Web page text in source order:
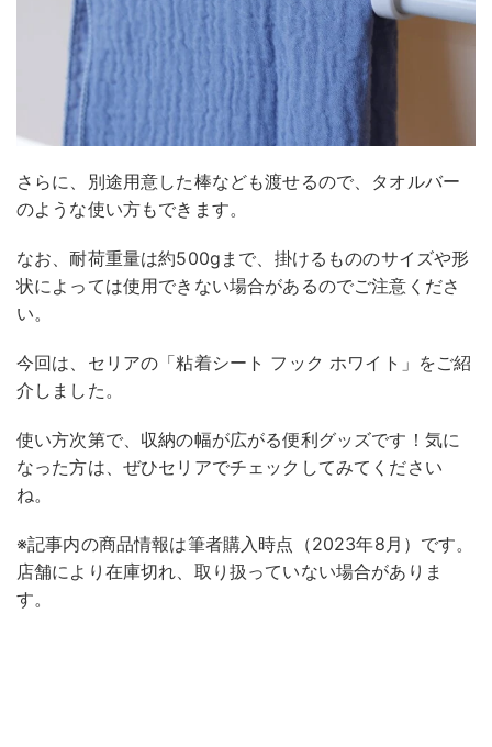
さらに、別途用意した棒なども渡せるので、タオルバー
のような使い方もできます。
なお、耐荷重量は約500gまで、掛けるもののサイズや形
状によっては使用できない場合があるのでご注意くださ
い。
今回は、セリアの「粘着シート フック ホワイト」をご紹
介しました。
使い方次第で、収納の幅が広がる便利グッズです！気に
なった方は、ぜひセリアでチェックしてみてください
ね。
※記事内の商品情報は筆者購入時点（2023年8月）です。
店舗により在庫切れ、取り扱っていない場合がありま
す。